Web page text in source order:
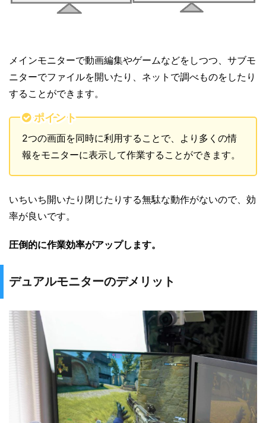
メインモニターで動画編集やゲームなどをしつつ、サブモ
ニターでファイルを開いたり、ネットで調べものをしたり
することができます。
ポイント
2つの画面を同時に利用することで、より多くの情
報をモニターに表示して作業することができます。
いちいち開いたり閉じたりする無駄な動作がないので、効
率が良いです。
圧倒的に作業効率がアップします。
デュアルモニターのデメリット